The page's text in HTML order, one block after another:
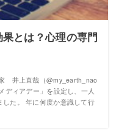
とは？心理の専門
井上直哉（@my_earth_nao
ディアデー」を設定し、一人
た。 年に何度か意識して行